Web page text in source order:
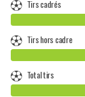
Tirs cadrés
Tirs hors cadre
Total tirs